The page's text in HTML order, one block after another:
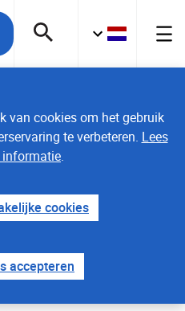
van cookies om het gebruik
te verbeteren. Lees
informatie.
cookies
accepteren